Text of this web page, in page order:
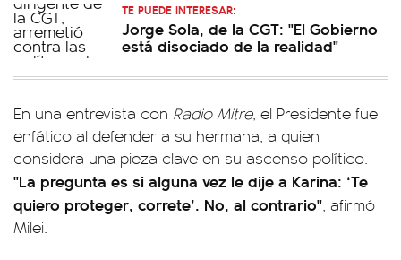
TE PUEDE INTERESAR:
Jorge Sola, de la CGT: "El Gobierno
está disociado de la realidad"
En una entrevista con Radio Mitre, el Presidente fue
enfático al defender a su hermana, a quien
considera una pieza clave en su ascenso político.
"La pregunta es si alguna vez le dije a Karina: ‘Te
quiero proteger, correte’. No, al contrario", afirmó
Milei.